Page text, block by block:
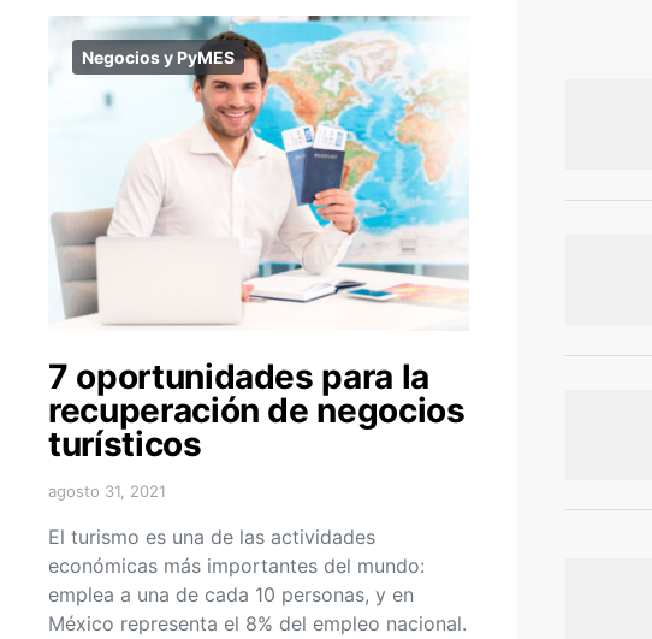
Negocios y PyMES
7 oportunidades para la
recuperación de negocios
turísticos
agosto 31, 2021
El turismo es una de las actividades
económicas más importantes del mundo:
emplea a una de cada 10 personas, y en
México representa el 8% del empleo nacional.